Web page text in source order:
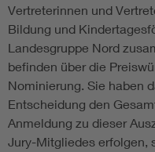
Vertreterinnen und
Bildung und
Landesgruppe Nord
befinden über die
Nominierung. Sie haben
Entscheidung den
Anmeldung zu dieser
Jury-Mitgliedes erfolgen,